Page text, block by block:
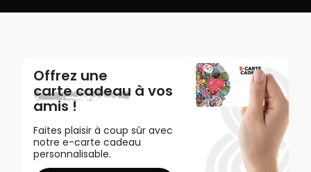
Offrez une
carte cadeau à vos
amis !
Faites plaisir à coup sûr avec
notre e-carte cadeau
personnalisable.